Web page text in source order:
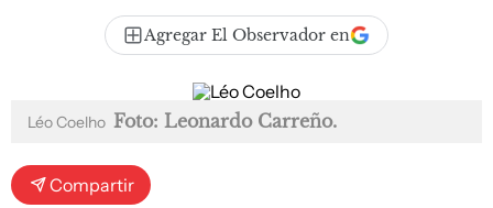
Agregar El Observador en
Léo Coelho Foto: Leonardo Carreño.
Compartir